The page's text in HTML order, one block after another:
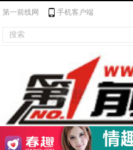
第一前线网 手机客户端